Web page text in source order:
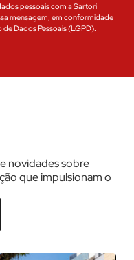
pessoais com a Sartori
mensagem, em conformidade
Dados Pessoais (LGPD).
novidades sobre
que impulsionam o